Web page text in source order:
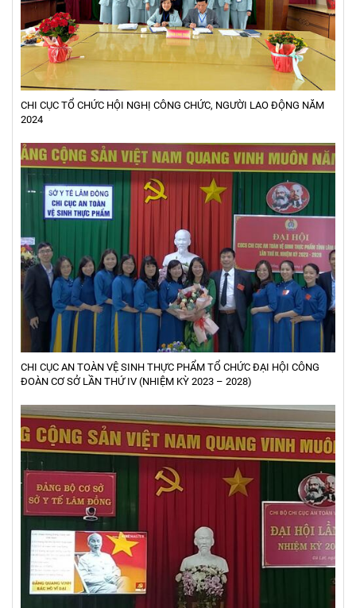
CHI CỤC TỔ CHỨC HỘI NGHỊ CÔNG CHỨC, NGƯỜI LAO ĐỘNG NĂM
2024
CHI CỤC AN TOÀN VỆ SINH THỰC PHẨM TỔ CHỨC ĐẠI HỘI CÔNG
ĐOÀN CƠ SỞ LẦN THỨ IV (NHIỆM KỲ 2023 – 2028)